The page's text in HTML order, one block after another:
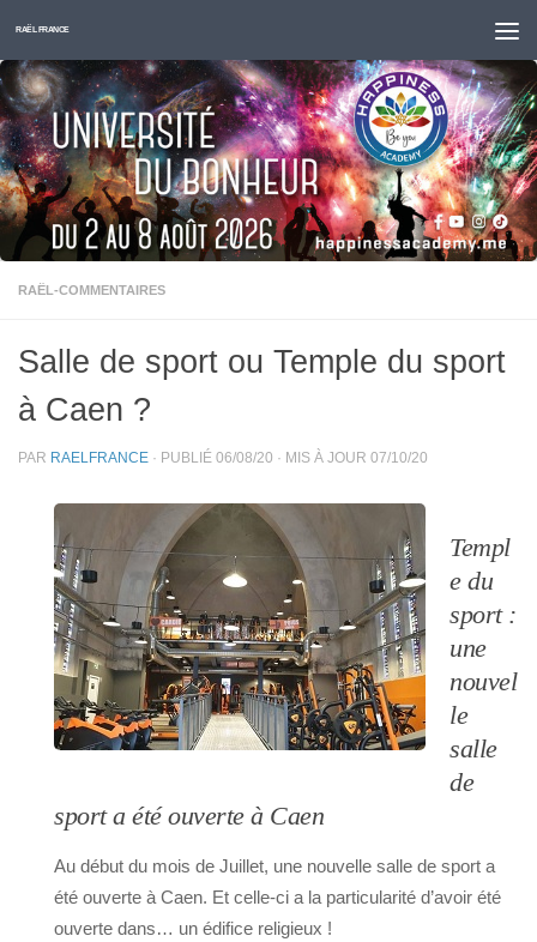
Skip to content
RAËL FRANCE
RAËL-COMMENTAIRES
Salle de sport ou Temple du sport
à Caen ?
PAR RAELFRANCE · PUBLIÉ 06/08/20 · MIS À JOUR 07/10/20
Templ
e du
sport :
une
nouvel
le
salle
de
sport a été ouverte à Caen
Au début du mois de Juillet, une nouvelle salle de sport a
été ouverte à Caen. Et celle-ci a la particularité d’avoir été
ouverte dans… un édifice religieux !